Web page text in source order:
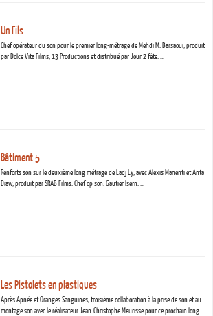
Un Fils
Chef opérateur du son pour le premier long-métrage de Mehdi M. Barsaoui, produit
par Dolce Vita Films, 13 Productions et distribué par Jour 2 fête. …
Bâtiment 5
Renforts son sur le deuxième long métrage de Ladj Ly, avec Alexis Manenti et Anta
Diaw, produit par SRAB Films. Chef op son: Gautier Isern. …
Les Pistolets en plastiques
Après Apnée et Oranges Sanguines, troisième collaboration à la prise de son et au
montage son avec le réalisateur Jean-Christophe Meurisse pour ce prochain long-